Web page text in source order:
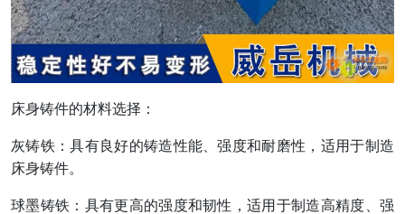
床身铸件的材料选择：
灰铸铁：具有良好的铸造性能、强度和耐磨性，适用于制造
床身铸件。
球墨铸铁：具有更高的强度和韧性，适用于制造高精度、强